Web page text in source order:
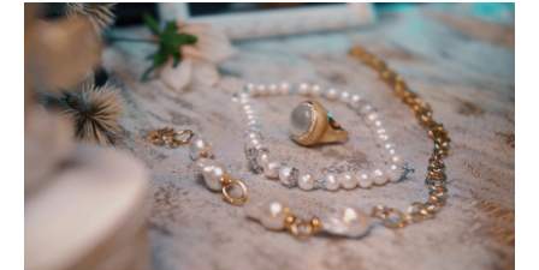
Контакты
видеопродакшн: 8 922 700-89-88
графический дизайн:8 922 700-89-88